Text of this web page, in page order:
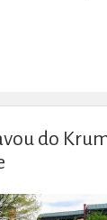
do